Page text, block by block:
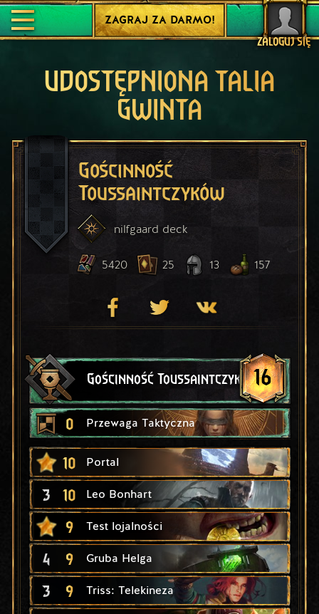
ZALOGUJ SIĘ
ZAGRAJ ZA DARMO!
UDOSTĘPNIONA TALIA
GWINTA
Gościnność
Toussaintczyków
nilfgaard deck
5420 25 13 157
Gościnność Toussaintczyków16
0 Przewaga Taktyczna
10 Portal
3 10 Leo Bonhart
9 Test lojalności
4 9 Gruba Helga
3 9 Triss: Telekineza